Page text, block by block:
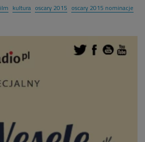
kultura oscary 2015 oscary 2015 nominacje